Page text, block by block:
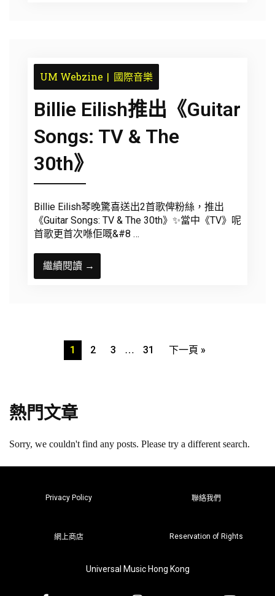
UM Webzine 國際音樂
Billie Eilish推出《Guitar
Songs: TV & The
30th》
Billie Eilish琴晚驚喜送出2首歌俾粉絲，推出
《Guitar Songs: TV & The 30th》✨當中《TV》呢
首歌更首次喺佢嘅&#8 …
繼續閱讀 →
1 2 3 … 31 下一頁 »
熱門文章
Sorry, we couldn't find any posts. Please try a different search.
Privacy Policy 聯絡我們
網上商店 Reservation of Rights
Universal Music Hong Kong